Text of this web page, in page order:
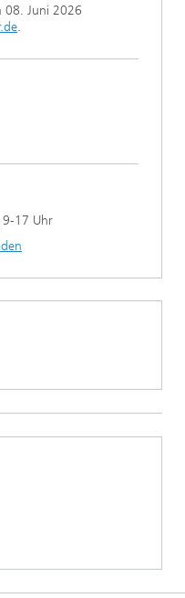
08. Juni 2026
.
9-17 Uhr